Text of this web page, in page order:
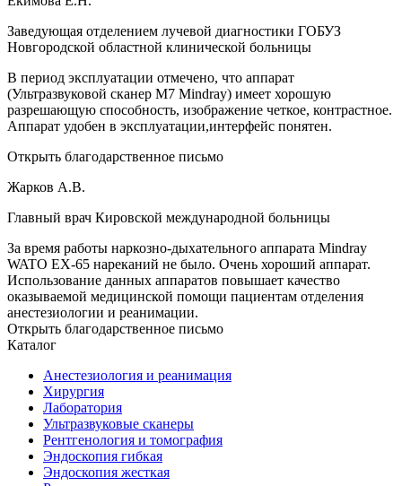
Заведующая отделением лучевой диагностики ГОБУЗ
Новгородской областной клинической больницы
В период эксплуатации отмечено, что аппарат
(Ультразвуковой сканер М7 Mindray) имеет хорошую
разрешающую способность, изображение четкое, контрастное.
Аппарат удобен в эксплуатации,интерфейс понятен.
Открыть благодарственное письмо
Жарков А.В.
Главный врач Кировской международной больницы
За время работы наркозно-дыхательного аппарата Mindray
WATO EX-65 нареканий не было. Очень хороший аппарат.
Использование данных аппаратов повышает качество
оказываемой медицинской помощи пациентам отделения
анестезиологии и реанимации.
Открыть благодарственное письмо
Каталог
Анестезиология и реанимация
Хирургия
Лаборатория
Ультразвуковые сканеры
Рентгенология и томография
Эндоскопия гибкая
Эндоскопия жесткая